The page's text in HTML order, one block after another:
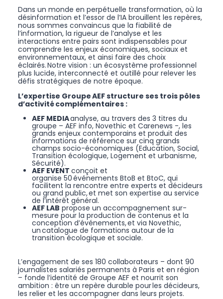
Dans un monde en perpétuelle transformation, où la
désinformation et l’essor de l’IA brouillent les repères,
nous sommes convaincus que la fiabilité de
l’information, la rigueur de l’analyse et les
interactions entre pairs sont indispensables pour
comprendre les enjeux économiques, sociaux et
environnementaux, et ainsi faire des choix
éclairés. Notre vision : un écosystème professionnel
plus lucide, interconnecté et outillé pour relever les
défis stratégiques de notre époque.
L’expertise Groupe AEF structure ses trois pôles
d’activité complémentaires :
AEF MEDIAanalyse, au travers des 3 titres du
groupe – AEF info, Novethic et Carenews -, les
grands enjeux contemporains et produit des
informations de référence sur cinq grands
champs socio-économiques (Education, Social,
Transition écologique, Logement et urbanisme,
Sécurité).
AEF EVENT conçoit et
organise 50 événements BtoB et BtoC, qui
facilitent la rencontre entre experts et décideurs
ou grand public, et met son expertise au service
de l’intérêt général.
AEF LAB propose un accompagnement sur-
mesure pour la production de contenus et la
conception d’événements, et via Novethic,
un catalogue de formations autour de la
transition écologique et sociale.
L’engagement de ses 180 collaborateurs – dont 90
journalistes salariés permanents à Paris et en région
– fonde l’identité de Groupe AEF et nourrit son
ambition : être un repère durable pour les décideurs,
les relier et les accompagner dans leurs projets.